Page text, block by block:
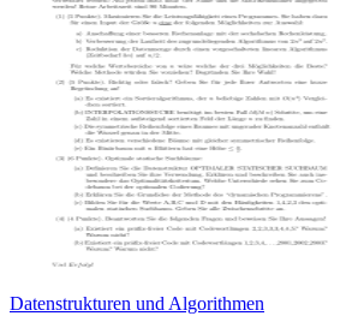
Datenstrukturen und Algorithmen